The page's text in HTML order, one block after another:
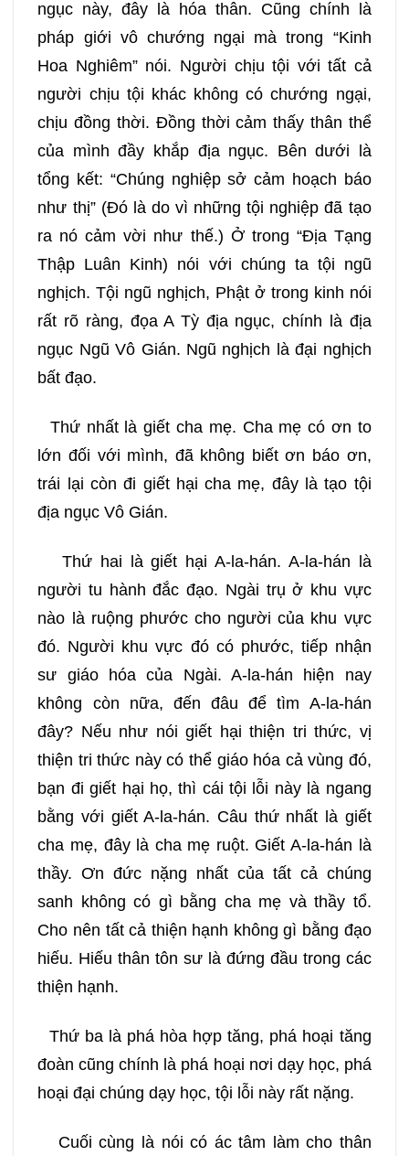
ngục này, đây là hóa thân. Cũng chính là
pháp giới vô chướng ngại mà trong “Kinh
Hoa Nghiêm” nói. Người chịu tội với tất cả
người chịu tội khác không có chướng ngại,
chịu đồng thời. Đồng thời cảm thấy thân thể
của mình đầy khắp địa ngục. Bên dưới là
tổng kết: “Chúng nghiệp sở cảm hoạch báo
như thị” (Đó là do vì những tội nghiệp đã tạo
ra nó cảm vời như thế.) Ở trong “Địa Tạng
Thập Luân Kinh) nói với chúng ta tội ngũ
nghịch. Tội ngũ nghịch, Phật ở trong kinh nói
rất rõ ràng, đọa A Tỳ địa ngục, chính là địa
ngục Ngũ Vô Gián. Ngũ nghịch là đại nghịch
bất đạo.
Thứ nhất là giết cha mẹ. Cha mẹ có ơn to
lớn đối với mình, đã không biết ơn báo ơn,
trái lại còn đi giết hại cha mẹ, đây là tạo tội
địa ngục Vô Gián.
Thứ hai là giết hại A-la-hán. A-la-hán là
người tu hành đắc đạo. Ngài trụ ở khu vực
nào là ruộng phước cho người của khu vực
đó. Người khu vực đó có phước, tiếp nhận
sư giáo hóa của Ngài. A-la-hán hiện nay
không còn nữa, đến đâu để tìm A-la-hán
đây? Nếu như nói giết hại thiện tri thức, vị
thiện tri thức này có thể giáo hóa cả vùng đó,
bạn đi giết hại họ, thì cái tội lỗi này là ngang
bằng với giết A-la-hán. Câu thứ nhất là giết
cha mẹ, đây là cha mẹ ruột. Giết A-la-hán là
thầy. Ơn đức nặng nhất của tất cả chúng
sanh không có gì bằng cha mẹ và thầy tổ.
Cho nên tất cả thiện hạnh không gì bằng đạo
hiếu. Hiếu thân tôn sư là đứng đầu trong các
thiện hạnh.
Thứ ba là phá hòa hợp tăng, phá hoại tăng
đoàn cũng chính là phá hoại nơi dạy học, phá
hoại đại chúng dạy học, tội lỗi này rất nặng.
Cuối cùng là nói có ác tâm làm cho thân